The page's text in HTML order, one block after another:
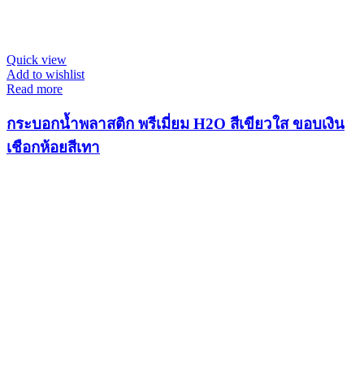
Quick view
Add to wishlist
Read more
กระบอกน้ำพลาสติก พรีเมี่ยม H2O สีเขียวใส ขอบเงิน
เชือกห้อยสีเทา